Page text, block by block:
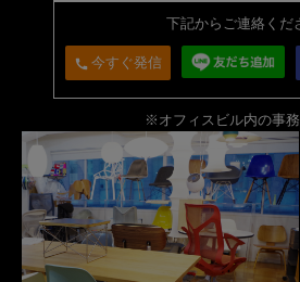
下記からご連絡くだ
call 今すぐ発信
※オフィスビル内の事